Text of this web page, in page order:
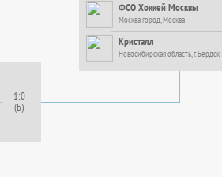
1:0
(Б)
ФСО Хоккей Москвы
Москва город, Москва
Кристалл
Новосибирская область, г. Бердск